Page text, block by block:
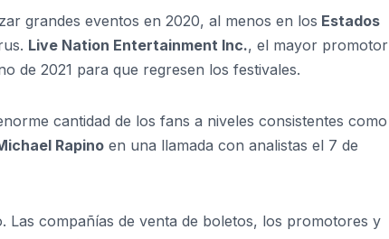
grandes eventos en 2020, al menos en los Estados
Live Nation Entertainment Inc., el mayor promotor
de 2021 para que regresen los festivales.
cantidad de los fans a niveles consistentes como
Rapino en una llamada con analistas el 7 de
compañías de venta de boletos, los promotores y